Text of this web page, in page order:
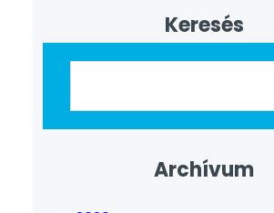
Keresés
Archívum